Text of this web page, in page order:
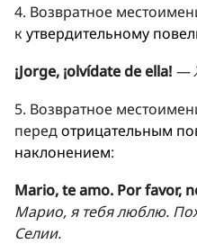
4. Возвратное
к утвердительному
¡Jorge, ¡olvídate de ella! —
5. Возвратное
передотрицательным
наклонением:
Mario, te amo. Por favor,
Марио, я тебя люблю.
Селии.